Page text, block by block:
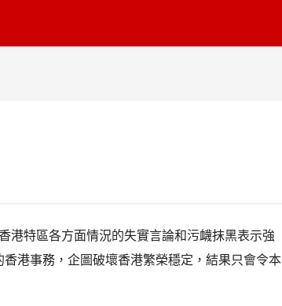
港特區各方面情況的失實言論和污衊抹黑表示強
港事務，企圖破壞香港繁榮穩定，結果只會令本